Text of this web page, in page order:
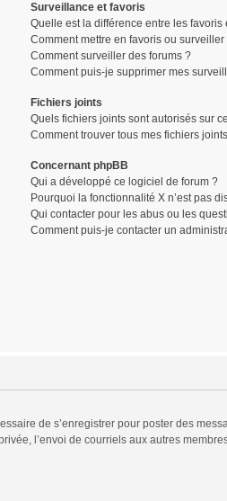
Surveillance et favoris
Quelle est la différence entre les favoris
Comment mettre en favoris ou
Comment surveiller des forums ?
Comment puis-je supprimer mes
Fichiers joints
Quels fichiers joints sont autorisés sur
Comment trouver tous mes fichiers
Concernant phpBB
Qui a développé ce logiciel de forum ?
Pourquoi la fonctionnalité X n’est pas
Qui contacter pour les abus ou les
Comment puis-je contacter un
de s’enregistrer pour poster des
l’envoi de courriels aux autres